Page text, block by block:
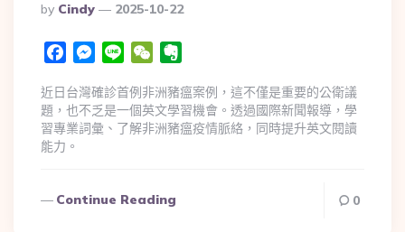
By Cindy 2025-10-22
FacebookMessenger
Line WeChat
近日台灣確診首例非洲豬瘟案例，這不僅是重要的公衛議
題，也不乏是一個英文學習機會。透過國際新聞報導，學
習專業詞彙、了解非洲豬瘟疫情脈絡，同時提升英文閱讀
能力。
Continue Reading 0